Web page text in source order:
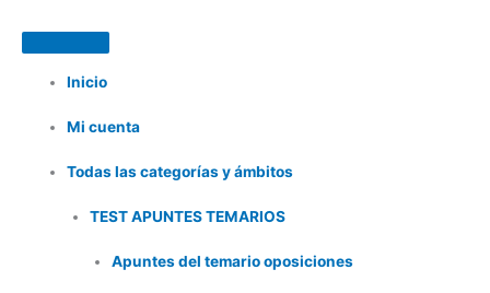
Inicio
Mi cuenta
Todas las categorías y ámbitos
TEST APUNTES TEMARIOS
Apuntes del temario oposiciones